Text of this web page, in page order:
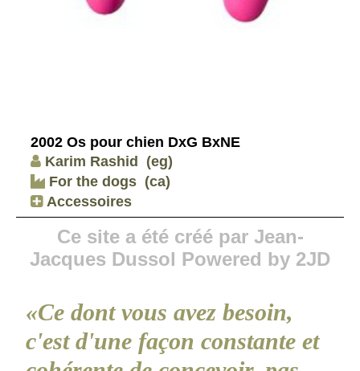
2002 Os pour chien DxG BxNE
Karim Rashid
(eg)
For the dogs (ca)
Accessoires
Ce site a été créé par Jean-
Jacques Dussol Powered by 2JD
«Ce dont vous avez besoin,
c'est d'une façon constante et